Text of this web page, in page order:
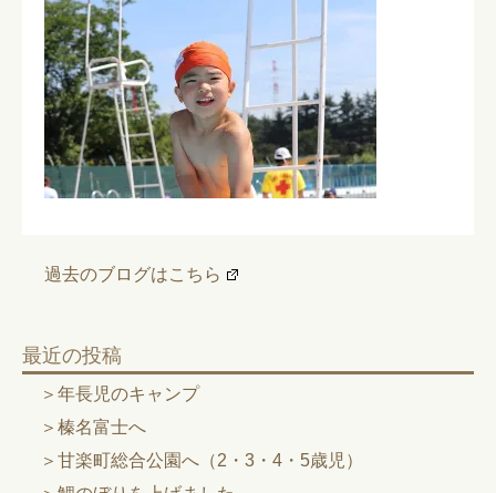
過去のブログはこちら
最近の投稿
年長児のキャンプ
榛名富士へ
甘楽町総合公園へ（2・3・4・5歳児）